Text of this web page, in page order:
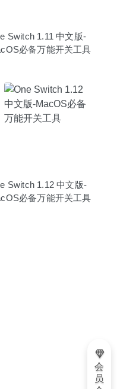
Switch 1.11 中文版-
必备万能开关工具
Switch 1.12 中文版-
必备万能开关工具
会
员